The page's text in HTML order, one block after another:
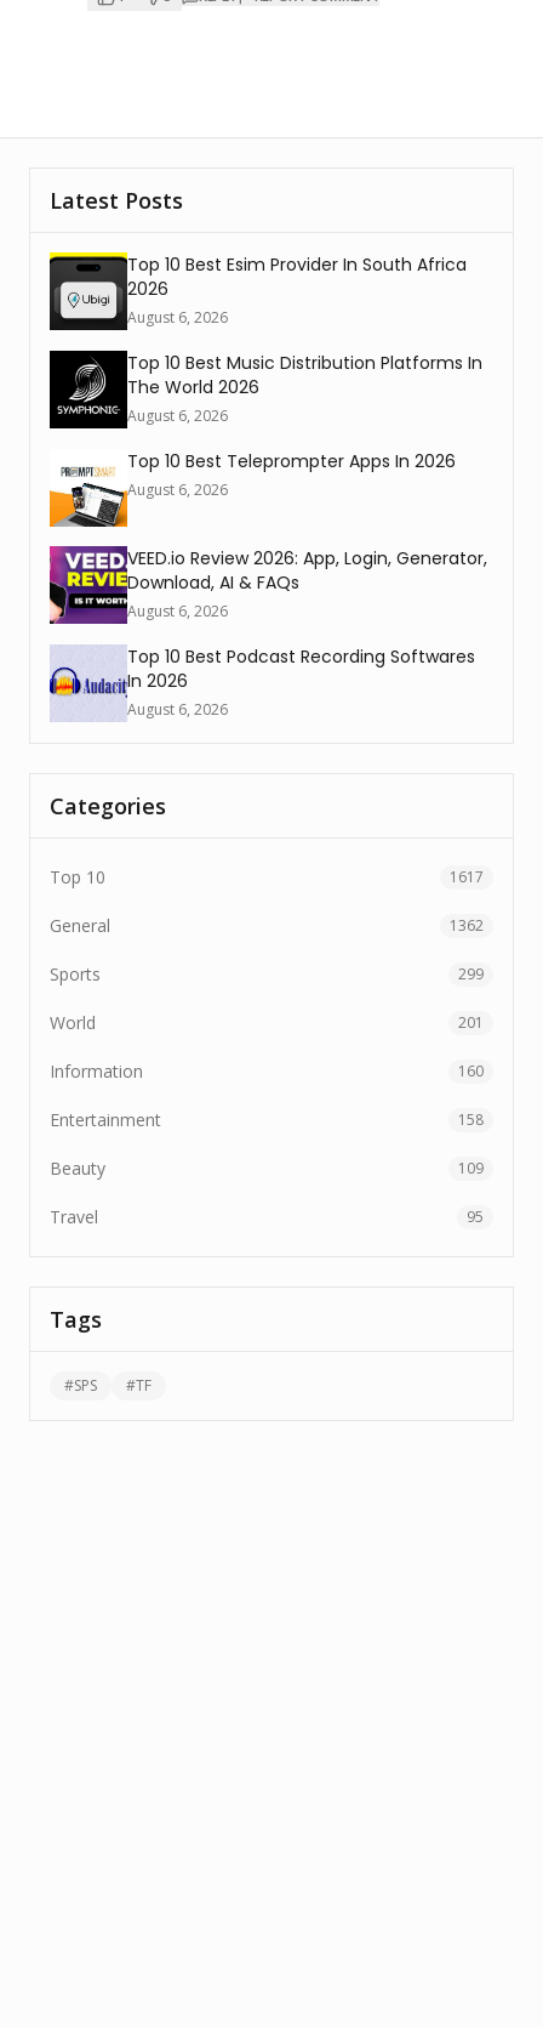
Latest Posts
Top 10 Best Esim Provider In South Africa
2026
August 6, 2026
Top 10 Best Music Distribution Platforms In
The World 2026
August 6, 2026
Top 10 Best Teleprompter Apps In 2026
August 6, 2026
VEED.io Review 2026: App, Login, Generator,
Download, AI & FAQs
August 6, 2026
Top 10 Best Podcast Recording Softwares
In 2026
August 6, 2026
Categories
Top 10 1617
General 1362
Sports 299
World 201
Information 160
Entertainment 158
Beauty 109
Travel 95
Tags
#SPS #TF